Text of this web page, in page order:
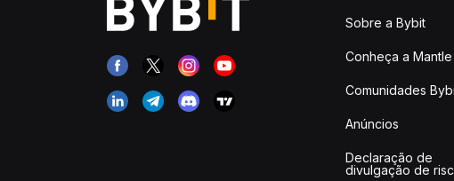
Sobre a Bybit
Conheça a Mantle
Comunidades
Anúncios
Declaração de
divulgação de